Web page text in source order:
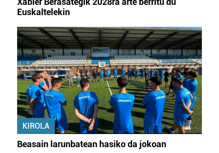
Euskaltelekin
KIROLA
Beasain larunbatean hasiko da jokoan